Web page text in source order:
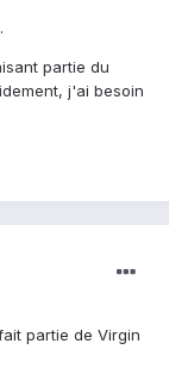
partie du
j'ai besoin
partie de Virgin